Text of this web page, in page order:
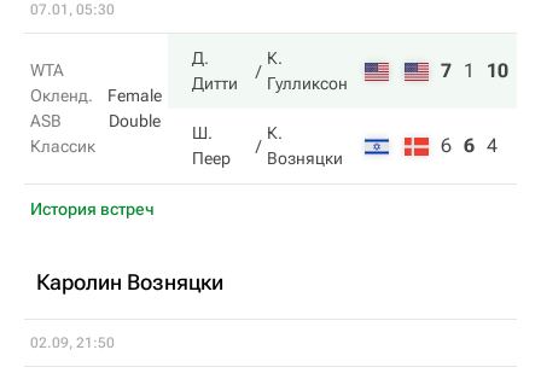
07.01, 05:30
WTA
Окленд.
ASB
Классик
Female
Double
Д.
Дитти
К.
Гулликсон
7 1 10
Ш.
Пеер
К.
Возняцки
6 6 4
История встреч
Каролин Возняцки
02.09, 21:50